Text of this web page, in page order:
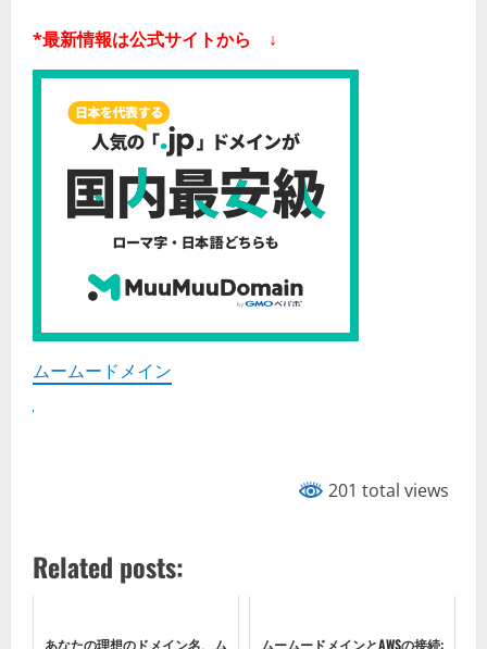
*最新情報は公式サイトから ↓
ムームードメイン
201 total views
Related posts:
あなたの理想のドメイン名、ム ムームードメインとAWSの接続: